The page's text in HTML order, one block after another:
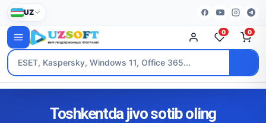
UZ
0 0
Toshkentda jivo sotib oling